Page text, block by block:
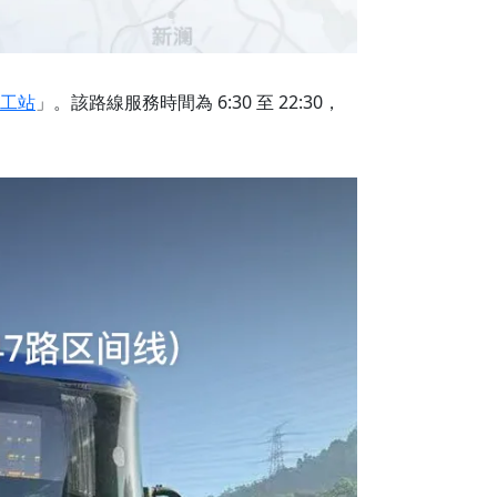
站 」。該路線服務時間為 6:30 至 22:30，